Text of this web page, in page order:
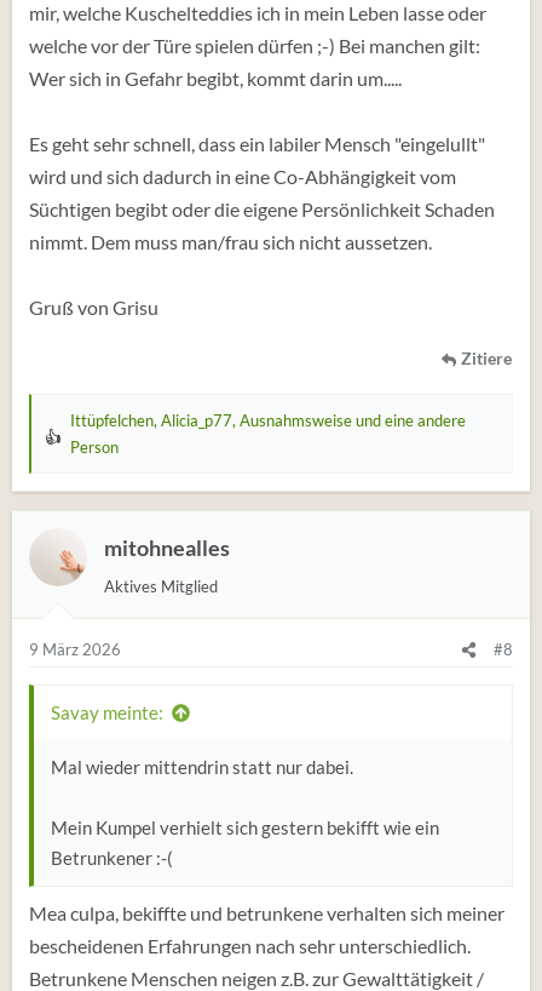
mir, welche Kuschelteddies ich in mein Leben lasse oder
welche vor der Türe spielen dürfen ;-) Bei manchen gilt:
Wer sich in Gefahr begibt, kommt darin um.....
Es geht sehr schnell, dass ein labiler Mensch "eingelullt"
wird und sich dadurch in eine Co-Abhängigkeit vom
Süchtigen begibt oder die eigene Persönlichkeit Schaden
nimmt. Dem muss man/frau sich nicht aussetzen.
Gruß von Grisu
Zitiere
W
r
n
n
:
Ittüpfelchen, Alicia_p77, Ausnahmsweiseund eine andere
Person
mitohnealles
Aktives Mitglied
9 März 2026 #8
Savay meinte:
Mal wieder mittendrin statt nur dabei.
Mein Kumpel verhielt sich gestern bekifft wie ein
Betrunkener :-(
Mea culpa, bekiffte und betrunkene verhalten sich meiner
bescheidenen Erfahrungen nach sehr unterschiedlich.
Betrunkene Menschen neigen z.B. zur Gewalttätigkeit /